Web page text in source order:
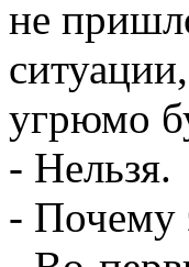
не
угрюмо
- Нельзя.
- Почему